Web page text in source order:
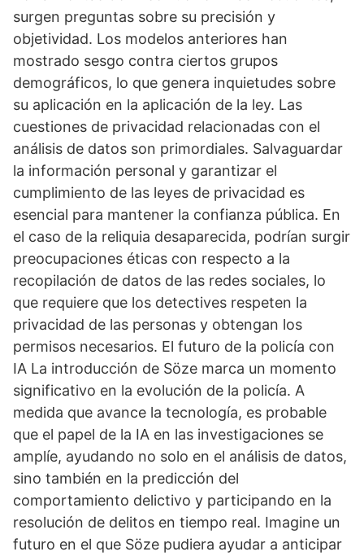
surgen preguntas sobre su precisión y
objetividad. Los modelos anteriores han
mostrado sesgo contra ciertos grupos
demográficos, lo que genera inquietudes sobre
su aplicación en la aplicación de la ley. Las
cuestiones de privacidad relacionadas con el
análisis de datos son primordiales. Salvaguardar
la información personal y garantizar el
cumplimiento de las leyes de privacidad es
esencial para mantener la confianza pública. En
el caso de la reliquia desaparecida, podrían surgir
preocupaciones éticas con respecto a la
recopilación de datos de las redes sociales, lo
que requiere que los detectives respeten la
privacidad de las personas y obtengan los
permisos necesarios. El futuro de la policía con
IA La introducción de Söze marca un momento
significativo en la evolución de la policía. A
medida que avance la tecnología, es probable
que el papel de la IA en las investigaciones se
amplíe, ayudando no solo en el análisis de datos,
sino también en la predicción del
comportamiento delictivo y participando en la
resolución de delitos en tiempo real. Imagine un
futuro en el que Söze pudiera ayudar a anticipar